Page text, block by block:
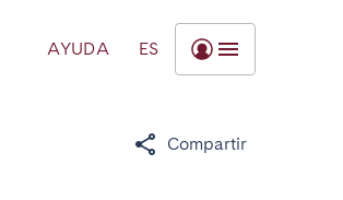
AYUDA ES
Compartir